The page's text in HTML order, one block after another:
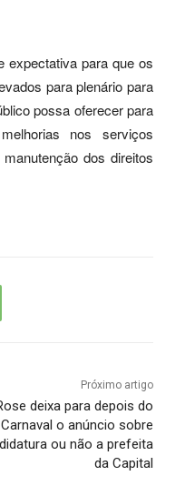
expectativa para que os
para plenário para
possa oferecer para
nos serviços
dos direitos
Próximo artigo
deixa para depois do
Carnaval o anúncio sobre
ou não a prefeita
da Capital